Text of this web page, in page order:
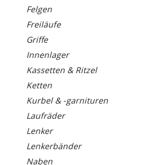
Felgen
Freiläufe
Griffe
Innenlager
Kassetten & Ritzel
Ketten
Kurbel & -garnituren
Laufräder
Lenker
Lenkerbänder
Naben